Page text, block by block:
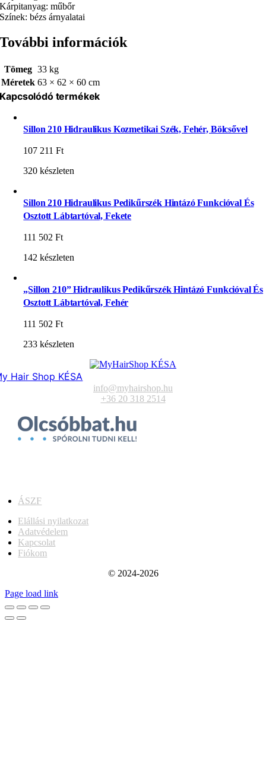
Kárpitanyag: műbőr
Színek: bézs árnyalatai
További információk
Tömeg 33 kg
Méretek 63 × 62 × 60 cm
Kapcsolódó termékek
Sillon 210 Hidraulikus Kozmetikai Szék, Fehér, Bölcsővel
107 211Ft
320 készleten
Sillon 210 Hidraulikus Pedikűrszék Hintázó Funkcióval És
Osztott Lábtartóval, Fekete
111 502Ft
142 készleten
„Sillon 210” Hidraulikus Pedikűrszék Hintázó Funkcióval És
Osztott Lábtartóval, Fehér
111 502Ft
233 készleten
Hair Shop KÉSA
info@myhairshop.hu
+36 20 318 2514
ÁSZF
Elállási nyilatkozat
Adatvédelem
Kapcsolat
Fiókom
© 2024-2026
Page load link